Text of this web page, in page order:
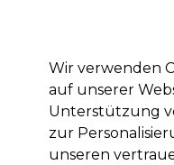
Marken Deals Haare
–
Wir verwenden
auf unserer
Unterstützung
zur
unseren